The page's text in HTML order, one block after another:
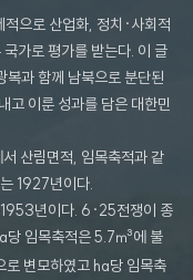
으로 산업화, 정치·사회적
가로 평가를 받는다. 이 글
과 함께 남북으로 분단된
이룬 성과를 담은 대한민
산림면적, 임목축적과 같
1927년이다.
1953년이다. 6·25전쟁이 종
당 임목축적은 5.7㎥에 불
변모하였고 ha당 임목축